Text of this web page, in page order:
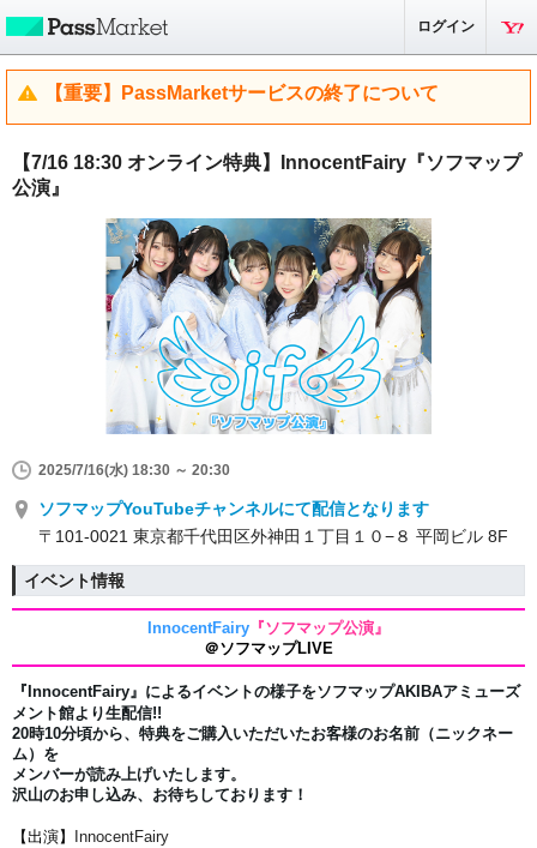
ログイン
【重要】PassMarketサービスの終了について
【7/16 18:30 オンライン特典】InnocentFairy『ソフマップ
公演』
2025/7/16(水) 18:30 ～ 20:30
ソフマップYouTubeチャンネルにて配信となります
〒101-0021 東京都千代田区外神田１丁目１０−８ 平岡ビル 8F
イベント情報
InnocentFairy 『ソフマップ公演』
＠ソフマップLIVE
『 InnocentFairy』によるイベントの様子をソフマップAKIBAアミューズ
メント館より生配信!!
20時10分頃から、特典をご購入いただいたお客様のお名前（ニックネー
ム）を
メンバーが読み上げいたします。
沢山のお申し込み、お待ちしております！
【出演】
InnocentFairy